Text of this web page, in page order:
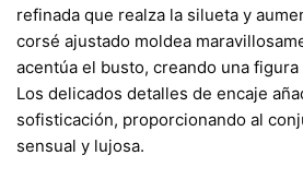
refinada que realza la silueta y
corsé ajustado moldea
acentúa el busto, creando una
Los delicados detalles de encaje
sofisticación, proporcionando al
sensual y lujosa.